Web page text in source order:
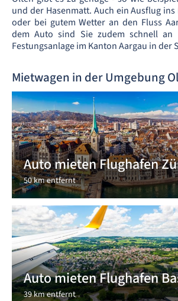
und der Hasenmatt. Auch ein Ausflug
oder bei gutem Wetter an den Fluss
dem Auto sind Sie zudem schnell an
Festungsanlage im Kanton Aargau in der
Mietwagen in der Umgebung
Auto mieten Flughafen
50 km entfernt
Auto mieten Flughafen
39 km entfernt